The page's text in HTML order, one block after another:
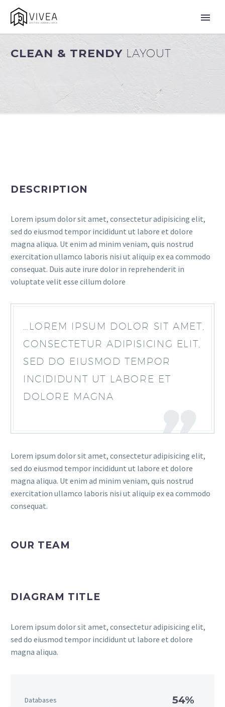
CLEAN & TRENDY LAYOUT
DESCRIPTION
Lorem ipsum dolor sit amet, consectetur adipisicing elit,
sed do eiusmod tempor incididunt ut labore et dolore
magna aliqua. Ut enim ad minim veniam, quis nostrud
exercitation ullamco laboris nisi ut aliquip ex ea commodo
consequat. Duis aute irure dolor in reprehenderit in
voluptate velit esse cillum dolore
…LOREM IPSUM DOLOR SIT AMET,
CONSECTETUR ADIPISICING ELIT,
SED DO EIUSMOD TEMPOR
INCIDIDUNT UT LABORE ET
DOLORE MAGNA
Lorem ipsum dolor sit amet, consectetur adipisicing elit,
sed do eiusmod tempor incididunt ut labore et dolore
magna aliqua. Ut enim ad minim veniam, quis nostrud
exercitation ullamco laboris nisi ut aliquip ex ea commodo
consequat.
OUR TEAM
DIAGRAM TITLE
Lorem ipsum dolor sit amet, consectetur adipisicing elit,
sed do eiusmod tempor incididunt ut labore et dolore
magna aliqua.
Databases 54%